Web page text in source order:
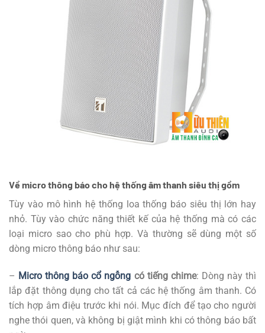
Về micro thông báo cho hệ thống âm thanh siêu thị gồm
Tùy vào mô hình hệ thống loa thống báo siêu thị lớn hay
nhỏ. Tùy vào chức năng thiết kế của hệ thống mà có các
loại micro sao cho phù hợp. Và thường sẽ dùng một số
dòng micro thông báo như sau:
– Micro thông báo cổ ngỗng có tiếng chime: Dòng này thì
lắp đặt thông dụng cho tất cả các hệ thống âm thanh. Có
tích hợp âm điệu trước khi nói. Mục đích để tạo cho người
nghe thói quen, và không bị giật mình khi có thông báo bất